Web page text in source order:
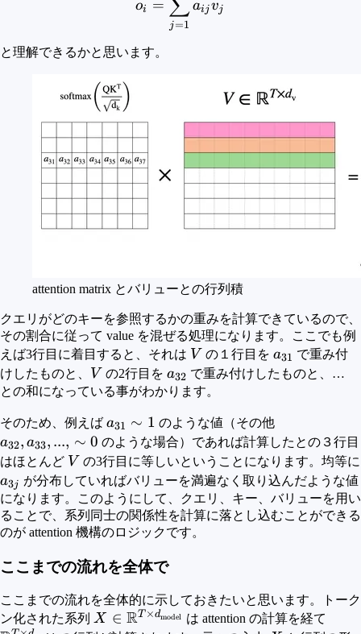
oi =
j=1
aijvj
と理解できるかと思います。
attention matrix とバリューとの行列積
クエリがどのキーを参照するかの重みを計算できているので、
その割合に従って value を混ぜる処理になります。ここでも例
えば3行目に着目すると、それは V
V の１行目をa_{31}
a31 で重み付
けしたものと、 V
V の2行目をa_{32}
a32 で重み付けしたものと、…
との和になっている事がわかります。
そのため、例えば a_{31}
\sim 1
a31 ∼ 1 のような値（その他
\sim 0
a32, a33, ..., ∼ 0 のような場合）であれば計算したとの３行目
はほとんど V
V の3行目に等しいということになります。均等に
a_{3j}
a3j が分布していればバリューを満遍なく取り込んだような値
になります。このようにして、クエリ、キー、バリューを用い
ることで、系列同士の関係性を計算に落とし込むことができる
のが attention 機構のロジックです。
ここまでの流れを全体で
ここまでの流れを全体的に示しておきたいと思います。トーク
ン化された系列 X \in
X ∈ RT ×dmodel は attention の計算を経て